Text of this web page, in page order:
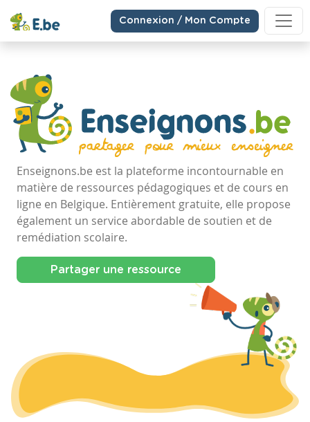
Connexion / Mon Compte
Enseignons.be est la plateforme incontournable en
matière de ressources pédagogiques et de cours en
ligne en Belgique. Entièrement gratuite, elle propose
également un service abordable de soutien et de
remédiation scolaire.
Partager une ressource